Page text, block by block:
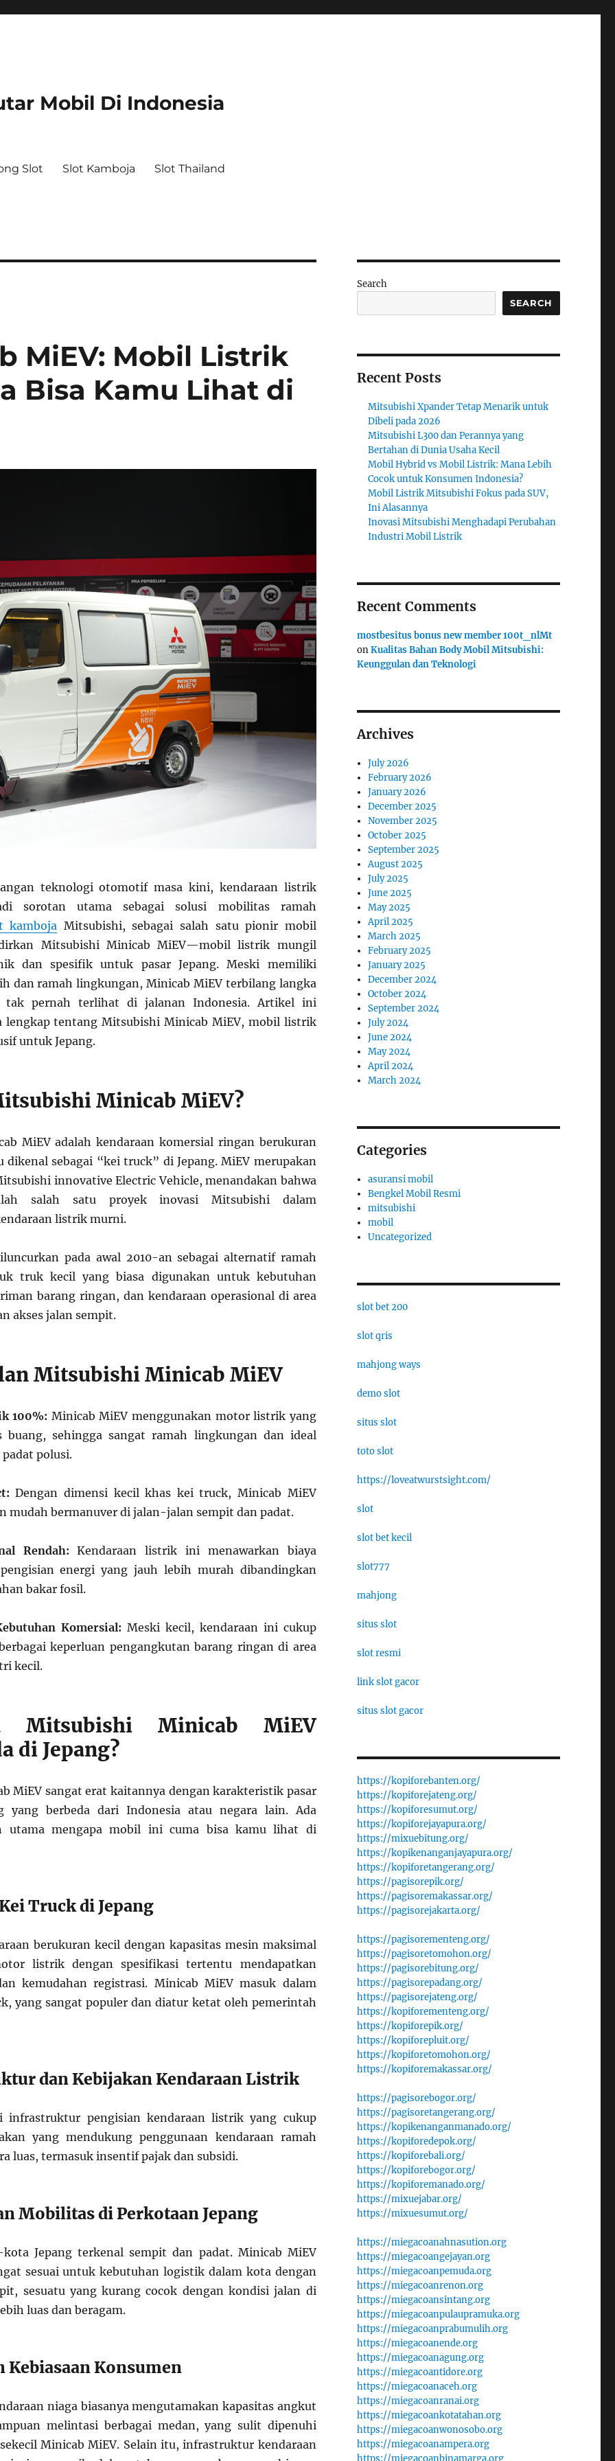
Mobil Di Indonesia
Slot Slot Kamboja Slot Thailand
MiEV: Mobil Listrik
Bisa Kamu Lihat di
teknologi otomotif masa kini, kendaraan listrik
sorotan utama sebagai solusi mobilitas ramah
kamboja Mitsubishi, sebagai salah satu pionir mobil
Mitsubishi Minicab MiEV—mobil listrik mungil
dan spesifik untuk pasar Jepang. Meski memiliki
dan ramah lingkungan, Minicab MiEV terbilang langka
tak pernah terlihat di jalanan Indonesia. Artikel ini
lengkap tentang Mitsubishi Minicab MiEV, mobil listrik
untuk Jepang.
Minicab MiEV?
MiEV adalah kendaraan komersial ringan berukuran
dikenal sebagai “kei truck” di Jepang. MiEV merupakan
innovative Electric Vehicle, menandakan bahwa
salah satu proyek inovasi Mitsubishi dalam
listrik murni.
pada awal 2010-an sebagai alternatif ramah
truk kecil yang biasa digunakan untuk kebutuhan
barang ringan, dan kendaraan operasional di area
akses jalan sempit.
Mitsubishi Minicab MiEV
100%: Minicab MiEV menggunakan motor listrik yang
buang, sehingga sangat ramah lingkungan dan ideal
polusi.
Dengan dimensi kecil khas kei truck, Minicab MiEV
mudah bermanuver di jalan-jalan sempit dan padat.
Rendah: Kendaraan listrik ini menawarkan biaya
energi yang jauh lebih murah dibandingkan
bakar fosil.
Komersial: Meski kecil, kendaraan ini cukup
keperluan pengangkutan barang ringan di area
kecil.
Mitsubishi Minicab MiEV
di Jepang?
MiEV sangat erat kaitannya dengan karakteristik pasar
yang berbeda dari Indonesia atau negara lain. Ada
utama mengapa mobil ini cuma bisa kamu lihat di
Truck di Jepang
berukuran kecil dengan kapasitas mesin maksimal
listrik dengan spesifikasi tertentu mendapatkan
kemudahan registrasi. Minicab MiEV masuk dalam
yang sangat populer dan diatur ketat oleh pemerintah
dan Kebijakan Kendaraan Listrik
infrastruktur pengisian kendaraan listrik yang cukup
yang mendukung penggunaan kendaraan ramah
luas, termasuk insentif pajak dan subsidi.
Mobilitas di Perkotaan Jepang
Jepang terkenal sempit dan padat. Minicab MiEV
sesuai untuk kebutuhan logistik dalam kota dengan
sesuatu yang kurang cocok dengan kondisi jalan di
luas dan beragam.
Kebiasaan Konsumen
niaga biasanya mengutamakan kapasitas angkut
melintasi berbagai medan, yang sulit dipenuhi
Minicab MiEV. Selain itu, infrastruktur kendaraan
Search
SEARCH
Recent Posts
Mitsubishi Xpander Tetap Menarik untuk
Dibeli pada 2026
Mitsubishi L300 dan Perannya yang
Bertahan di Dunia Usaha Kecil
Mobil Hybrid vs Mobil Listrik: Mana Lebih
Cocok untuk Konsumen Indonesia?
Mobil Listrik Mitsubishi Fokus pada SUV,
Ini Alasannya
Inovasi Mitsubishi Menghadapi Perubahan
Industri Mobil Listrik
Recent Comments
mostbesitus bonus new member 100t_nlMt
onKualitas Bahan Body Mobil Mitsubishi:
Keunggulan dan Teknologi
Archives
July 2026
February 2026
January 2026
December 2025
November 2025
October 2025
September 2025
August 2025
July 2025
June 2025
May 2025
April 2025
March 2025
February 2025
January 2025
December 2024
October 2024
September 2024
July 2024
June 2024
May 2024
April 2024
March 2024
Categories
asuransi mobil
Bengkel Mobil Resmi
mitsubishi
mobil
Uncategorized
slot bet 200
slot qris
mahjong ways
demo slot
situs slot
toto slot
https://loveatwurstsight.com/
slot
slot bet kecil
slot777
mahjong
situs slot
slot resmi
link slot gacor
situs slot gacor
https://kopiforebanten.org/
https://kopiforejateng.org/
https://kopiforesumut.org/
https://kopiforejayapura.org/
https://mixuebitung.org/
https://kopikenanganjayapura.org/
https://kopiforetangerang.org/
https://pagisorepik.org/
https://pagisoremakassar.org/
https://pagisorejakarta.org/
https://pagisorementeng.org/
https://pagisoretomohon.org/
https://pagisorebitung.org/
https://pagisorepadang.org/
https://pagisorejateng.org/
https://kopiforementeng.org/
https://kopiforepik.org/
https://kopiforepluit.org/
https://kopiforetomohon.org/
https://kopiforemakassar.org/
https://pagisorebogor.org/
https://pagisoretangerang.org/
https://kopikenanganmanado.org/
https://kopiforedepok.org/
https://kopiforebali.org/
https://kopiforebogor.org/
https://kopiforemanado.org/
https://mixuejabar.org/
https://mixuesumut.org/
https://miegacoanahnasution.org
https://miegacoangejayan.org
https://miegacoanpemuda.org
https://miegacoanrenon.org
https://miegacoansintang.org
https://miegacoanpulaupramuka.org
https://miegacoanprabumulih.org
https://miegacoanende.org
https://miegacoanagung.org
https://miegacoantidore.org
https://miegacoanaceh.org
https://miegacoanranai.org
https://miegacoankotatahan.org
https://miegacoanwonosobo.org
https://miegacoanampera.org
https://miegacoanbinamarga.org